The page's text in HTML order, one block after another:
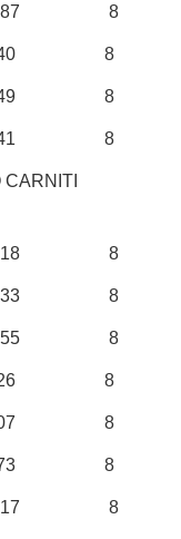
8
8
8
8
8
8
8
8
8
8
8